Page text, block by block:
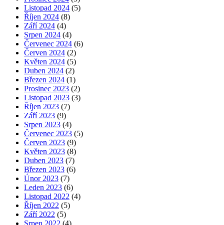
Listopad 2024 (5)
Říjen 2024 (8)
Září 2024 (4)
Srpen 2024 (4)
Červenec 2024 (6)
Červen 2024 (2)
Květen 2024 (5)
Duben 2024 (2)
Březen 2024 (1)
Prosinec 2023 (2)
Listopad 2023 (3)
Říjen 2023 (7)
Září 2023 (9)
Srpen 2023 (4)
Červenec 2023 (5)
Červen 2023 (9)
Květen 2023 (8)
Duben 2023 (7)
Březen 2023 (6)
Únor 2023 (7)
Leden 2023 (6)
Listopad 2022 (4)
Říjen 2022 (5)
Září 2022 (5)